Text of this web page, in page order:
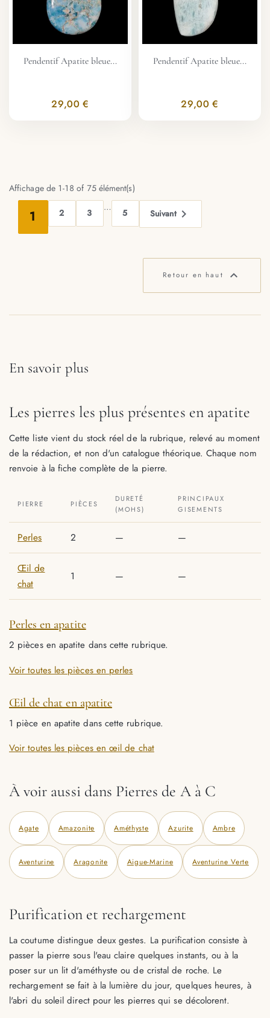
Pendentif Apatite bleue...
29,00 €
Pendentif Apatite bleue...
29,00 €
Affichage de 1-18 of 75 élément(s)
1 2 3
…
5 Suivant
Retour en haut 
En savoir plus
Les pierres les plus présentes en apatite
Cette liste vient du stock réel de la rubrique, relevé au moment
de la rédaction, et non d'un catalogue théorique. Chaque nom
renvoie à la fiche complète de la pierre.
PIERRE PIÈCES
DURETÉ
(MOHS)
PRINCIPAUX
GISEMENTS
Perles 2 — —
Œil de
chat
1 — —
Perles en apatite
2 pièces en apatite dans cette rubrique.
Voir toutes les pièces en perles
Œil de chat en apatite
1 pièce en apatite dans cette rubrique.
Voir toutes les pièces en œil de chat
À voir aussi dans Pierres de A à C
Agate Amazonite Améthyste Azurite Ambre
Aventurine Aragonite Aigue-Marine Aventurine Verte
Purification et rechargement
La coutume distingue deux gestes. La purification consiste à
passer la pierre sous l'eau claire quelques instants, ou à la
poser sur un lit d'améthyste ou de cristal de roche. Le
rechargement se fait à la lumière du jour, quelques heures, à
l'abri du soleil direct pour les pierres qui se décolorent.